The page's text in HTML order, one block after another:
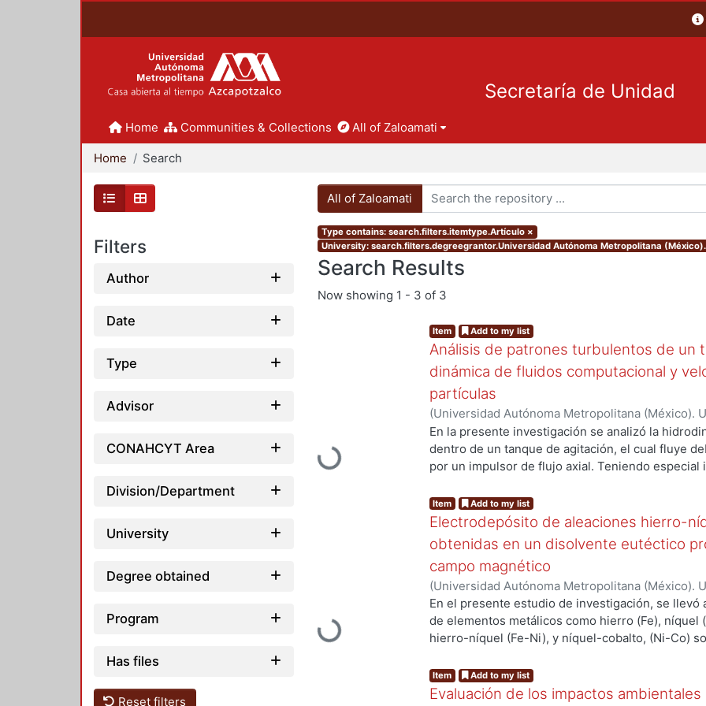
Secretaría de Unidad
Home Communities & Collections All of Zaloamati
Home Search
Filters
Author
Date
Type
Advisor
CONAHCYT Area
Division/Department
University
Degree obtained
Program
Has files
Reset filters
All of Zaloamati
Type contains: search.filters.itemtype.Artículo ×
University: search.filters.degreegrantor.Universidad Autónoma Metropolitana
Search Results
Now showing 1 - 3 of 3
Loading...
Item Add to my list
Análisis de patrones turbulentos de un
dinámica de fluidos computacional y
partículas
(Universidad Autónoma Metropolitana (México).
de Servicios de Información. ,2021-12) González
En la presente investigación se analizó la
dentro de un tanque de agitación, el cual fluye
por un impulsor de flujo axial. Teniendo
disipación. Así como su variación al modificar las
paletas inclinadas a 45°, al utilizar surcos en
de los campos de velocidad con la técnica de la
partículas en diferentes planos, con el objetivo
resolución angular. El sistema consta de un láser
onda de 532nm y 75mJ. Una cámara con una
frecuencia de 16 tomas por segundo. El tanque
con un diámetro de 25cm (T), con cuatro
ancho de 2.5cm, montados en las paredes
fluido de trabajo es agua y se emplean alrededor
una altura de 25cm (H). Además, se utilizó el
Loading...
Item Add to my list
Electrodepósito de aleaciones hierro-
obtenidas en un disolvente eutéctico
campo magnético
(Universidad Autónoma Metropolitana (México).
de Servicios de Información.,2023)Sánchez
En el presente estudio de investigación, se
de elementos metálicos como hierro (Fe), níquel
hierro-níquel (Fe-Ni), y níquel-cobalto, (Ni-Co)
(DES) compuesta por cloruro de colina (ChCl) y
1:2. La electrodeposición de los metales y las
Item Add to my list
Evaluación de los impactos